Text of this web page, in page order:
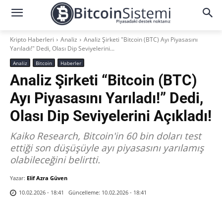
Kripto Haberleri Analiz
Analiz Şirketi "Bitcoin (BTC) Ayı Piyasasını
Yarıladı!" Dedi, Olası Dip Seviyelerini...
Analiz Bitcoin Haberler
Analiz Şirketi “Bitcoin (BTC)
Ayı Piyasasını Yarıladı!” Dedi,
Olası Dip Seviyelerini Açıkladı!
Kaiko Research, Bitcoin'in 60 bin doları test
ettiği son düşüşüyle ayı piyasasını yarılamış
olabileceğini belirtti.
Yazar: Elif Azra Güven
10.02.2026 - 18:41
Güncelleme: 10.02.2026 - 18:41